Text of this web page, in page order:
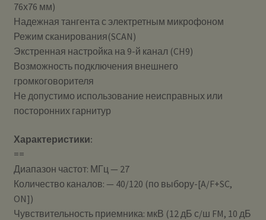
76х76 мм)
Надежная тангента с электретным микрофоном
Режим сканирования(SCAN)
Экстренная настройка на 9-й канал (CH9)
Возможность подключения внешнего
громкоговорителя
Не допустимо использование неисправных или
посторонних гарнитур
Характеристики:
==
Диапазон частот: МГц — 27
Количество каналов: — 40/120 (по выбору-[A/F+SC,
ON])
Чувствительность приемника: мкВ (12 дБ с/ш FM, 10 дБ